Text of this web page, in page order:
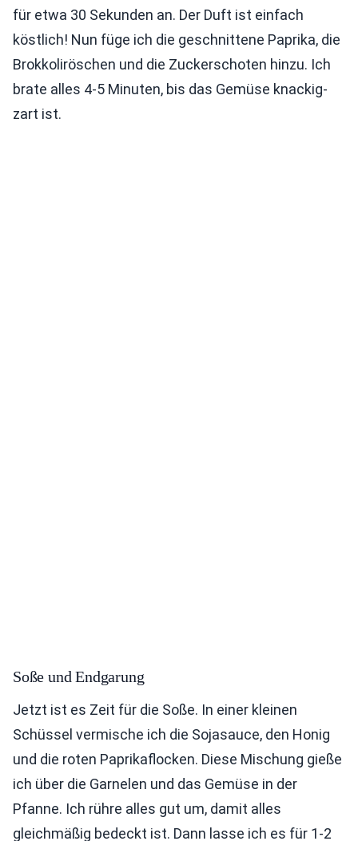
für etwa 30 Sekunden an. Der Duft ist einfach
köstlich! Nun füge ich die geschnittene Paprika, die
Brokkoliröschen und die Zuckerschoten hinzu. Ich
brate alles 4-5 Minuten, bis das Gemüse knackig-
zart ist.
Soße und Endgarung
Jetzt ist es Zeit für die Soße. In einer kleinen
Schüssel vermische ich die Sojasauce, den Honig
und die roten Paprikaflocken. Diese Mischung gieße
ich über die Garnelen und das Gemüse in der
Pfanne. Ich rühre alles gut um, damit alles
gleichmäßig bedeckt ist. Dann lasse ich es für 1-2